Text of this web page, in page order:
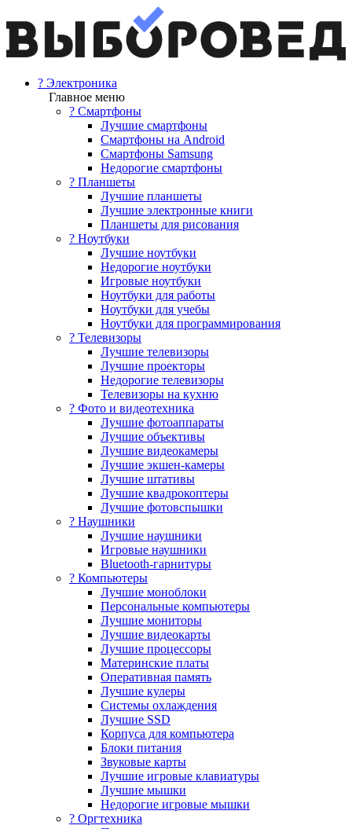
? Электроника
Главное меню
? Смартфоны
Лучшие смартфоны
Смартфоны на Android
Смартфоны Samsung
Недорогие смартфоны
? Планшеты
Лучшие планшеты
Лучшие электронные книги
Планшеты для рисования
? Ноутбуки
Лучшие ноутбуки
Недорогие ноутбуки
Игровые ноутбуки
Ноутбуки для работы
Ноутбуки для учебы
Ноутбуки для программирования
? Телевизоры
Лучшие телевизоры
Лучшие проекторы
Недорогие телевизоры
Телевизоры на кухню
? Фото и видеотехника
Лучшие фотоаппараты
Лучшие объективы
Лучшие видеокамеры
Лучшие экшен-камеры
Лучшие штативы
Лучшие квадрокоптеры
Лучшие фотовспышки
? Наушники
Лучшие наушники
Игровые наушники
Bluetooth-гарнитуры
?️ Компьютеры
Лучшие моноблоки
Персональные компьютеры
Лучшие мониторы
Лучшие видеокарты
Лучшие процессоры
Материнские платы
Оперативная память
Лучшие кулеры
Системы охлаждения
Лучшие SSD
Корпуса для компьютера
Блоки питания
Звуковые карты
Лучшие игровые клавиатуры
Лучшие мышки
Недорогие игровые мышки
?️ Оргтехника